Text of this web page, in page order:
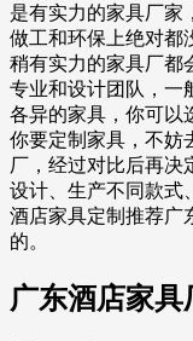
是有实力的家具厂家
做工和环保上绝对都
稍有实力的家具厂都
专业和设计团队，一
各异的家具，你可以
你要定制家具，不妨
厂，经过对比后再决
设计、生产不同款式
酒店家具定制推荐广
的。
广东酒店家具